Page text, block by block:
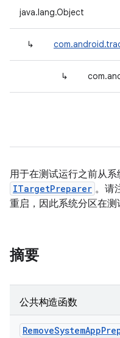
java.lang.Object
↳
↳
用于在测试运行之前从
ITargetPreparer 。请
重启，因此系统分区在测
摘要
公共构造函数
RemoveSystemApp